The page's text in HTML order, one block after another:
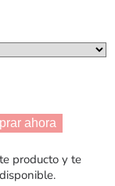
ahora
producto y te